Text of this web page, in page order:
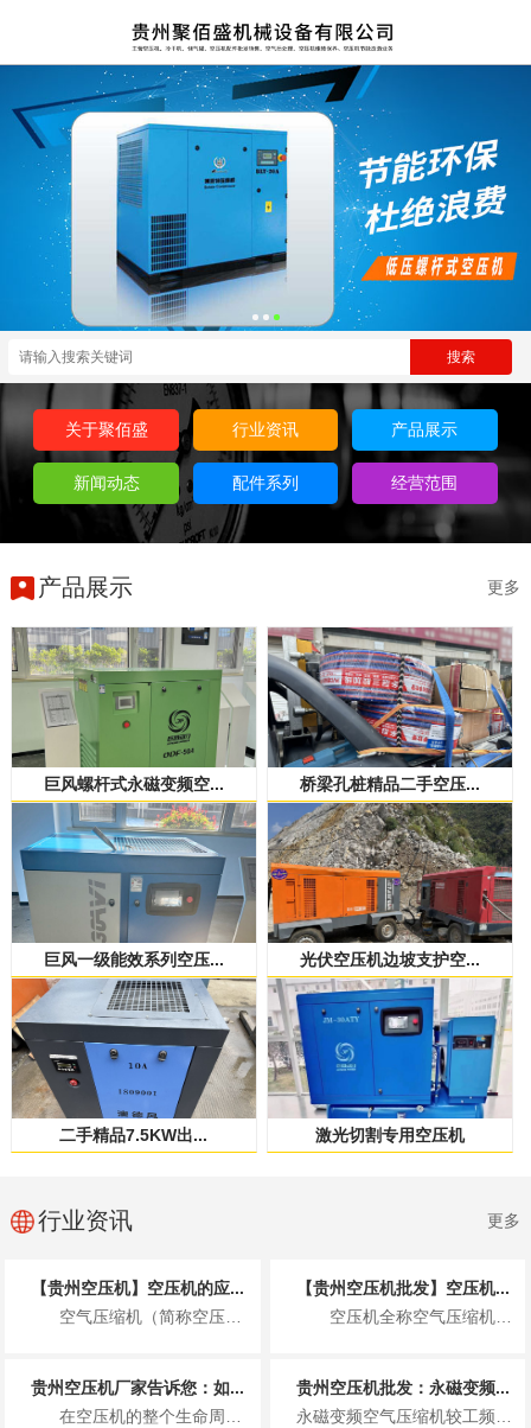
关于聚佰盛 行业资讯 产品展示
新闻动态 配件系列 经营范围
产品展示 更多
巨风螺杆式永磁变频空... 桥梁孔桩精品二手空压...
巨风一级能效系列空压... 光伏空压机边坡支护空...
二手精品7.5KW出... 激光切割专用空压机
行业资讯 更多
【贵州空压机】空压机的应...
空气压缩机（简称空压机）作为一种将机械能转化为气体压力能的通用设备，凭借其清洁...
【贵州空压机批发】空压机...
空压机全称空气压缩机，核心作用是将常压空气压缩为高压空气，把电能转...
贵州空压机厂家告诉您：如...
在空压机的整个生命周期中，配件的质量与可靠性无疑至关重要。高品质的空压机配件不...
贵州空压机批发：永磁变频...
永磁变频空气压缩机较工频空气压缩机有什么优点呢，永磁变频空压机的特性! 1)永磁变频空气压缩机节能效果...